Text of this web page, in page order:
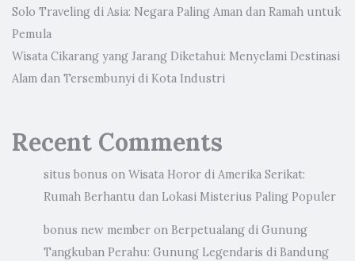
Solo Traveling di Asia: Negara Paling Aman dan Ramah untuk
Pemula
Wisata Cikarang yang Jarang Diketahui: Menyelami Destinasi
Alam dan Tersembunyi di Kota Industri
Recent Comments
situs bonus on Wisata Horor di Amerika Serikat:
Rumah Berhantu dan Lokasi Misterius Paling Populer
bonus new member on Berpetualang di Gunung
Tangkuban Perahu: Gunung Legendaris di Bandung